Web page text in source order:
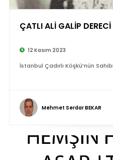
ÇATLI ALİ GALİP DERECİ
12 Kasım 2023
İstanbul Çadırlı Köşkü’nün
Mehmet Serdar BEKAR